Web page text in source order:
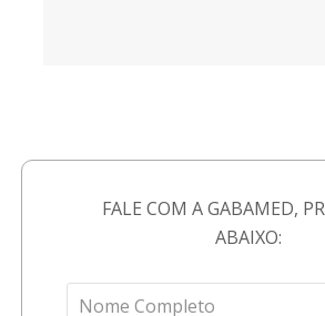
FALE COM A GABAMED,
ABAIXO: